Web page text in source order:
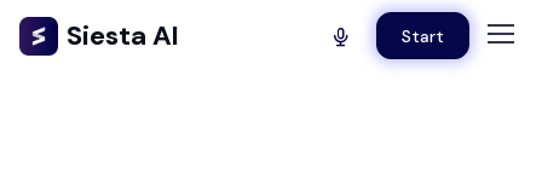
Siesta AI Start